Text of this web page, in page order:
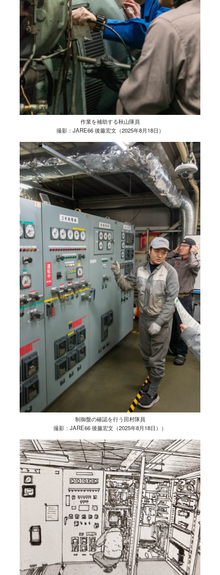
作業を補助する秋山隊員
撮影：JARE66 後藤宏文（2025年8月18日）
制御盤の確認を行う田村隊員
撮影：JARE66 後藤宏文（2025年8月18日））